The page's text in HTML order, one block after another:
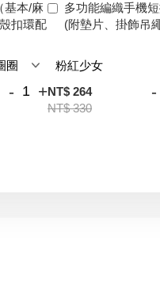
基本/麻
扣環配
- +
多功能編織手機
(附墊片、掛飾吊
NT$ 264
NT$ 330
-